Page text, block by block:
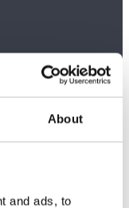
About
and ads, to